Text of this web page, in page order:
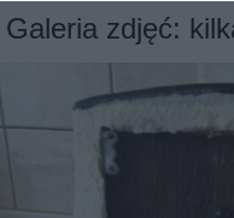
Galeria zdjęć: